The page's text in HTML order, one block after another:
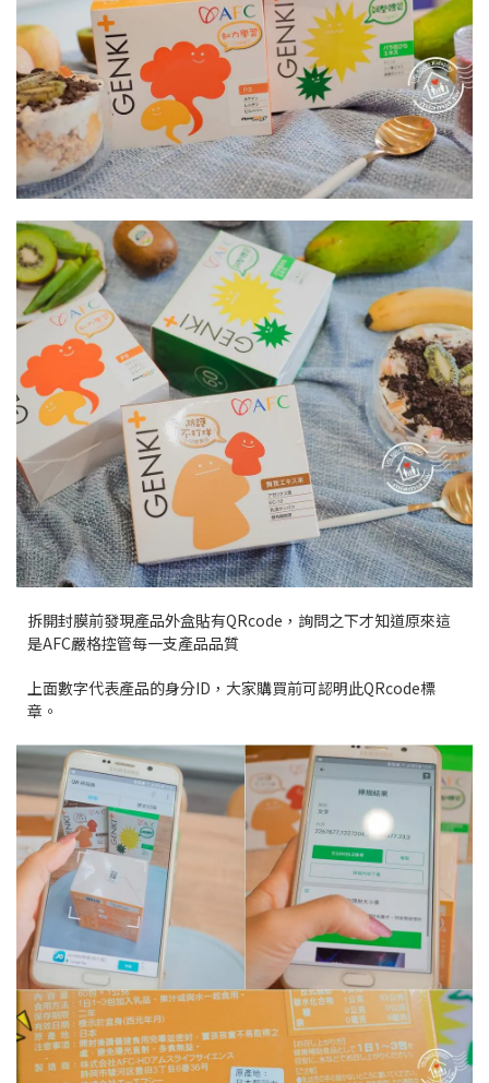
拆開封膜前發現產品外盒貼有QRcode，詢問之下才知道原來這
是AFC嚴格控管每一支產品品質
上面數字代表產品的身分ID，大家購買前可認明此QRcode標
章。